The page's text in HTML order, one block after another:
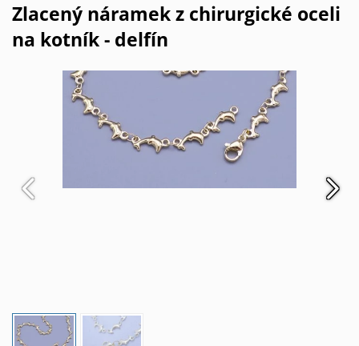
Zlacený náramek z chirurgické oceli
na kotník - delfín